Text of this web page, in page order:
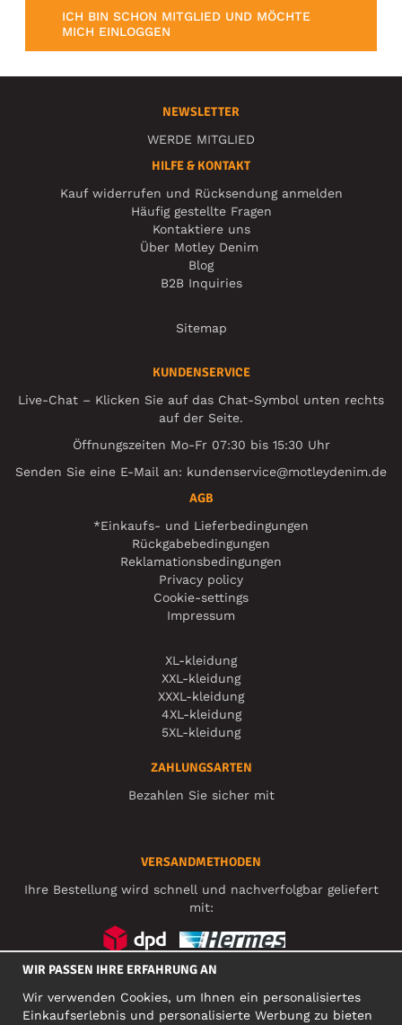
ICH BIN SCHON MITGLIED UND MÖCHTE
MICH EINLOGGEN
NEWSLETTER
WERDE MITGLIED
HILFE & KONTAKT
Kauf widerrufen und Rücksendung anmelden
Häufig gestellte Fragen
Kontaktiere uns
Über Motley Denim
Blog
B2B Inquiries
Sitemap
KUNDENSERVICE
Live-Chat – Klicken Sie auf das Chat-Symbol unten rechts
auf der Seite.
Öffnungszeiten Mo-Fr 07:30 bis 15:30 Uhr
Senden Sie eine E-Mail an: kundenservice@motleydenim.de
AGB
*Einkaufs- und Lieferbedingungen
Rückgabebedingungen
Reklamationsbedingungen
Privacy policy
Cookie-settings
Impressum
XL-kleidung
XXL-kleidung
XXXL-kleidung
4XL-kleidung
5XL-kleidung
ZAHLUNGSARTEN
Bezahlen Sie sicher mit
VERSANDMETHODEN
Ihre Bestellung wird schnell und nachverfolgbar geliefert
mit:
WIR PASSEN IHRE ERFAHRUNG AN
Wir verwenden Cookies, um Ihnen ein personalisiertes
Einkaufserlebnis und personalisierte Werbung zu bieten